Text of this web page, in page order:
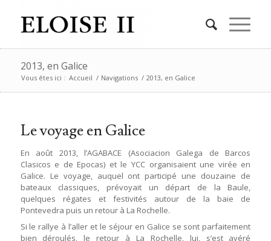
2013, en Galice
Vous êtes ici : Accueil / Navigations / 2013, en Galice
Le voyage en Galice
En août 2013, l’AGABACE (Asociacion Galega de Barcos
Clasicos e de Epocas) et le YCC organisaient une virée en
Galice. Le voyage, auquel ont participé une douzaine de
bateaux classiques, prévoyait un départ de la Baule,
quelques régates et festivités autour de la baie de
Pontevedra puis un retour à La Rochelle.
Si le rallye à l’aller et le séjour en Galice se sont parfaitement
bien déroulés, le retour à La Rochelle, lui, s’est avéré